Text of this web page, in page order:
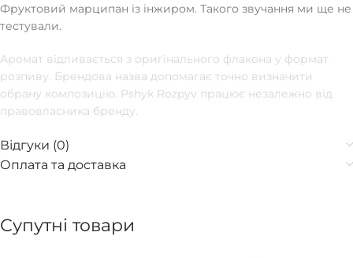
Фруктовий марципан із інжиром. Такого звучання ми ще не
тестували.
Аромат відливається з оригінального флакона у формат
розпиву. Брендова назва допомагає точно визначити
обрану композицію. Pshyk Rozpyv працює незалежно від
правовласника бренду.
Відгуки (0)
Оплата та доставка
Супутні товари